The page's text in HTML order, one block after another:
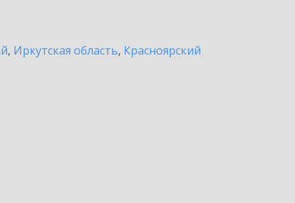
, Иркутская область, Красноярский